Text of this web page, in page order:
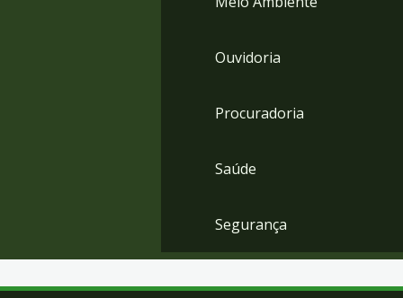
Ouvidoria
Procuradoria
Saúde
Segurança